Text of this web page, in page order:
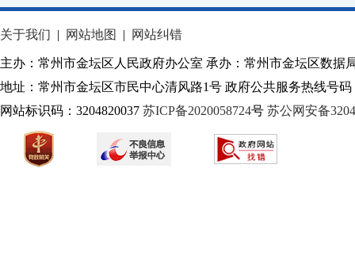
关于我们 | 网站地图 | 网站纠错
主办：常州市金坛区人民政府办公室 承办：常州市金坛区数据
地址：常州市金坛区市民中心清风路1号 政府公共服务热线号码
网站标识码：3204820037 苏ICP备2020058724号 苏公网安备